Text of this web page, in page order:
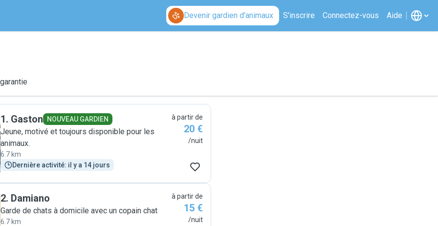
Devenir gardien d'animaux S'inscrire Connectez-vous Aide
1. Gaston NOUVEAU GARDIEN
Jeune, motivé et toujours disponible pour les
animaux.
6.7 km
Dernière activité: il y a 14 jours
à partir de
20 €
/nuit
2. Damiano
Garde de chats à domicile avec un copain chat
6.7 km
à partir de
15 €
/nuit